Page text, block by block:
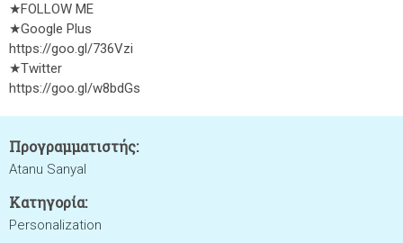
★FOLLOW ME
★Google Plus
https://goo.gl/736Vzi
★Twitter
https://goo.gl/w8bdGs
Προγραμματιστής:
Atanu Sanyal
Κατηγορία:
Personalization